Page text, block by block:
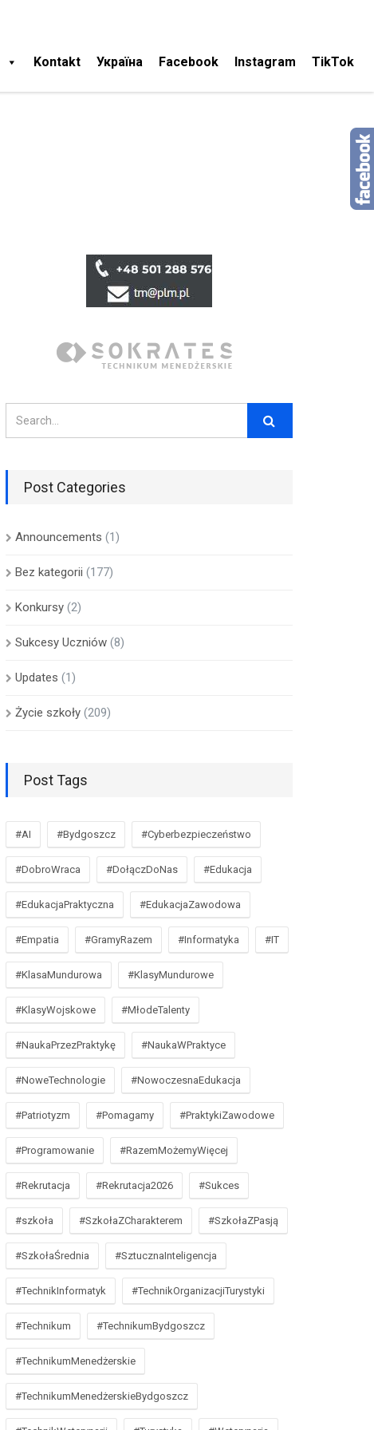
Kontakt Україна Facebook Instagram TikTok
Post Categories
Announcements (1)
Bez kategorii (177)
Konkursy (2)
Sukcesy Uczniów (8)
Updates (1)
Życie szkoły (209)
Post Tags
#AI #Bydgoszcz #Cyberbezpieczeństwo
#DobroWraca #DołączDoNas #Edukacja
#EdukacjaPraktyczna #EdukacjaZawodowa
#Empatia #GramyRazem #Informatyka #IT
#KlasaMundurowa #KlasyMundurowe
#KlasyWojskowe #MłodeTalenty
#NaukaPrzezPraktykę #NaukaWPraktyce
#NoweTechnologie #NowoczesnaEdukacja
#Patriotyzm #Pomagamy #PraktykiZawodowe
#Programowanie #RazemMożemyWięcej
#Rekrutacja #Rekrutacja2026 #Sukces
#szkoła #SzkołaZCharakterem #SzkołaZPasją
#SzkołaŚrednia #SztucznaInteligencja
#TechnikInformatyk #TechnikOrganizacjiTurystyki
#Technikum #TechnikumBydgoszcz
#TechnikumMenedżerskie
#TechnikumMenedżerskieBydgoszcz